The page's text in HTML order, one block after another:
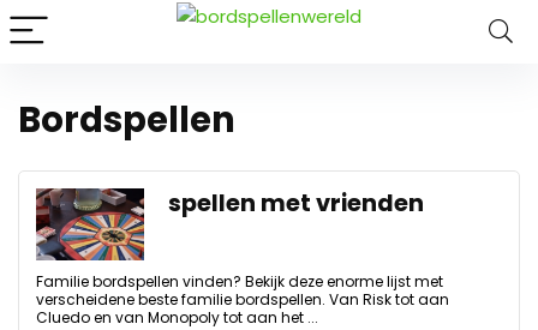
Bordspellen
spellen met vrienden
Familie bordspellen vinden? Bekijk deze enorme lijst met
verscheidene beste familie bordspellen. Van Risk tot aan
Cluedo en van Monopoly tot aan het ...